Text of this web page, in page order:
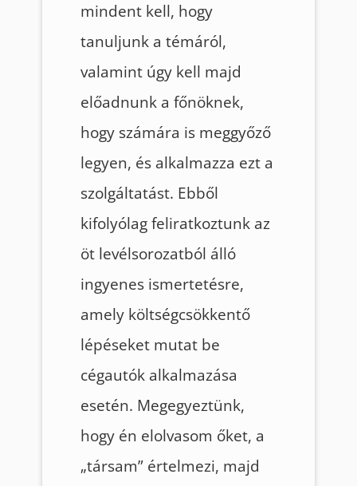
mindent kell, hogy
tanuljunk a témáról,
valamint úgy kell majd
előadnunk a főnöknek,
hogy számára is meggyőző
legyen, és alkalmazza ezt a
szolgáltatást. Ebből
kifolyólag feliratkoztunk az
öt levélsorozatból álló
ingyenes ismertetésre,
amely költségcsökkentő
lépéseket mutat be
cégautók alkalmazása
esetén. Megegyeztünk,
hogy én elolvasom őket, a
„társam” értelmezi, majd